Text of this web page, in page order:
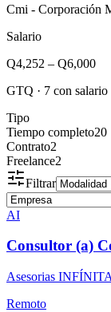
Cmi - Corporación
Salario
Q4,252 – Q6,000
GTQ · 7 con salario
Tipo
Tiempo completo20
Contrato2
Freelance2
Filtrar
AI
Consultor (a)
Asesorias INFÍNITA
Remoto